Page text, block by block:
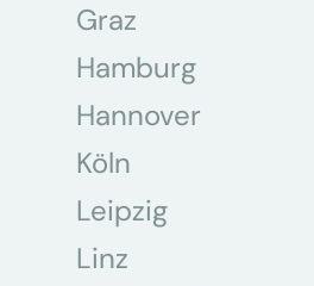
Graz
Hamburg
Hannover
Köln
Leipzig
Linz